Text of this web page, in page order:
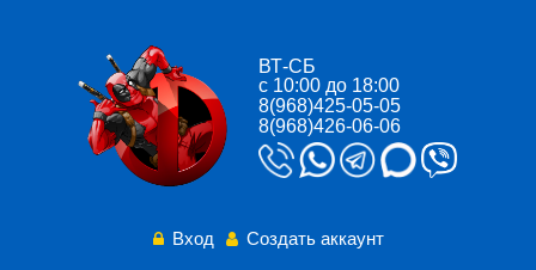
ВТ-СБ
с 10:00 до 18:00
8(968)425-05-05
8(968)426-06-06
Вход Создать аккаунт